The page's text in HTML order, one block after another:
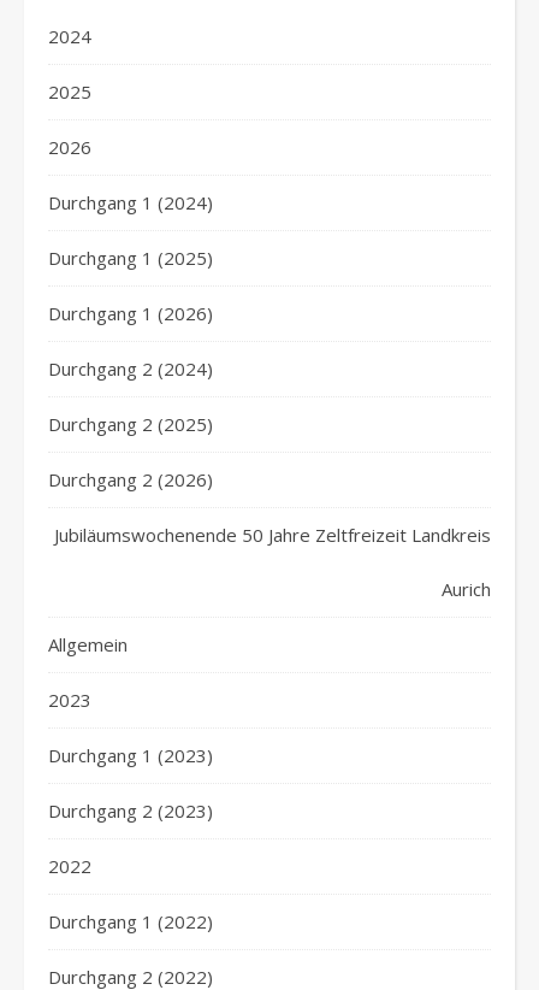
2024
2025
2026
Durchgang 1 (2024)
Durchgang 1 (2025)
Durchgang 1 (2026)
Durchgang 2 (2024)
Durchgang 2 (2025)
Durchgang 2 (2026)
Jubiläumswochenende 50 Jahre Zeltfreizeit Landkreis
Aurich
Allgemein
2023
Durchgang 1 (2023)
Durchgang 2 (2023)
2022
Durchgang 1 (2022)
Durchgang 2 (2022)